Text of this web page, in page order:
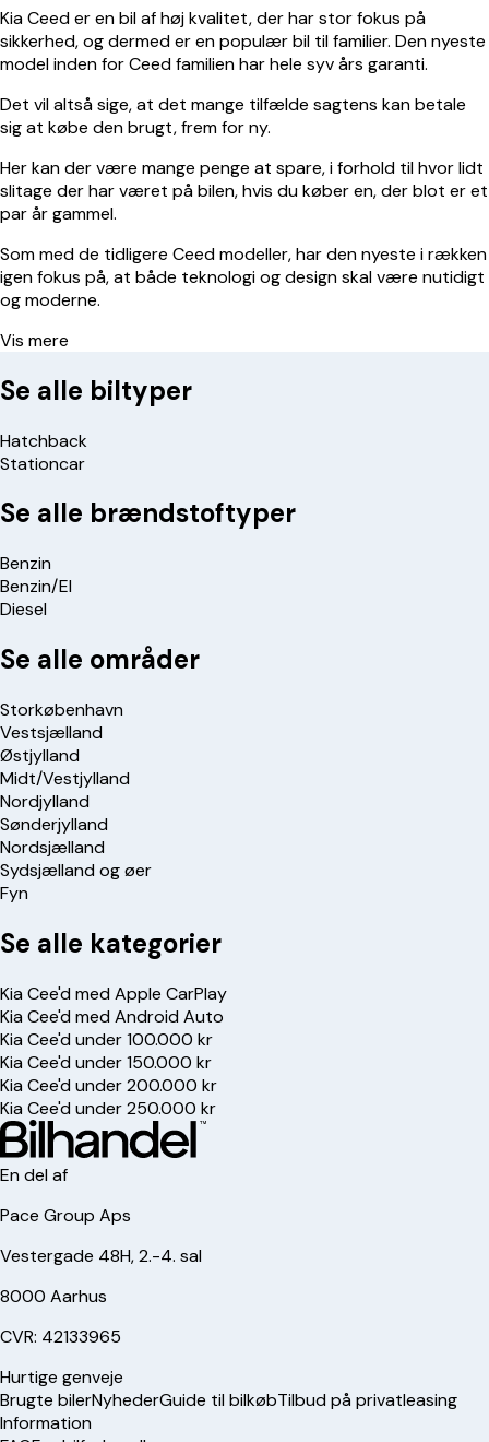
Kia Ceed er en bil af høj kvalitet, der har stor fokus på
sikkerhed, og dermed er en populær bil til familier. Den nyeste
model inden for Ceed familien har hele syv års garanti.
Det vil altså sige, at det mange tilfælde sagtens kan betale
sig at købe den brugt, frem for ny.
Her kan der være mange penge at spare, i forhold til hvor lidt
slitage der har været på bilen, hvis du køber en, der blot er et
par år gammel.
Som med de tidligere Ceed modeller, har den nyeste i rækken
igen fokus på, at både teknologi og design skal være nutidigt
og moderne.
Vis mere
Se alle biltyper
Hatchback
Stationcar
Se alle brændstoftyper
Benzin
Benzin/El
Diesel
Se alle områder
Storkøbenhavn
Vestsjælland
Østjylland
Midt/Vestjylland
Nordjylland
Sønderjylland
Nordsjælland
Sydsjælland og øer
Fyn
Se alle kategorier
Kia Cee'd med Apple CarPlay
Kia Cee'd med Android Auto
Kia Cee'd under 100.000 kr
Kia Cee'd under 150.000 kr
Kia Cee'd under 200.000 kr
Kia Cee'd under 250.000 kr
En del af
Pace Group Aps
Vestergade 48H, 2.-4. sal
8000 Aarhus
CVR: 42133965
Hurtige genveje
Brugte bilerNyhederGuide til bilkøbTilbud på privatleasing
Information